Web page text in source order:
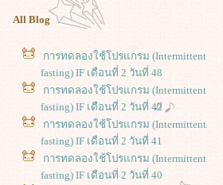
All Blog
การทดลองใช้โปรแกรม (Intermittent
fasting) IF เดือนที่ 2 วันที่ 48
การทดลองใช้โปรแกรม (Intermittent
fasting) IF เดือนที่ 2 วันที่ 42
การทดลองใช้โปรแกรม (Intermittent
fasting) IF เดือนที่ 2 วันที่ 41
การทดลองใช้โปรแกรม (Intermittent
fasting) IF เดือนที่ 2 วันที่ 40